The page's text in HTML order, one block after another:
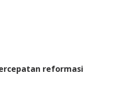
reformasi